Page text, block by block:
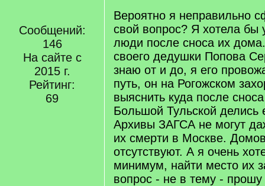
Сообщений:
146
На сайте с
2015 г.
Рейтинг:
69
Вероятно я неправильно
свой вопрос? Я хотела бы
люди после сноса их
своего дедушки Попова
знаю от и до, я его
путь, он на Рогожском
выяснить куда после
Большой Тульской делись
Архивы ЗАГСА не могут
их смерти в Москве.
отсутствуют. А я очень
минимум, найти место их
вопрос - не в тему - прошу